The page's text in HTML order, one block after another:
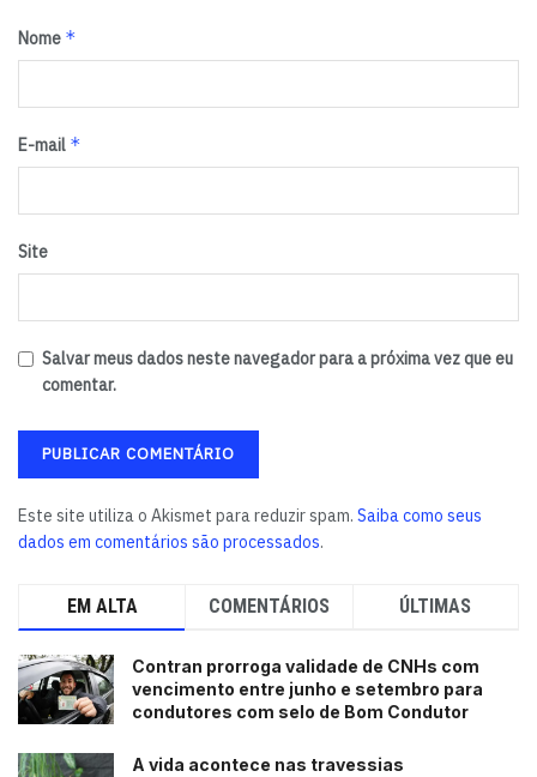
Nome *
E-mail *
Site
Salvar meus dados neste navegador para a próxima vez que eu
comentar.
Este site utiliza o Akismet para reduzir spam. Saiba como seus
dados em comentários são processados.
EM ALTA COMENTÁRIOS ÚLTIMAS
Contran prorroga validade de CNHs com
vencimento entre junho e setembro para
condutores com selo de Bom Condutor
A vida acontece nas travessias